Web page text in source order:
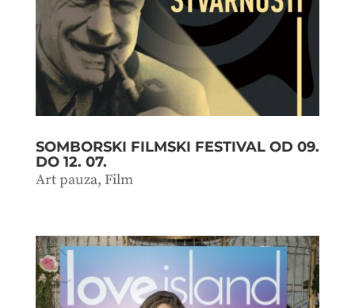
SOMBORSKI FILMSKI FESTIVAL OD 09.
DO 12. 07.
Art pauza, Film